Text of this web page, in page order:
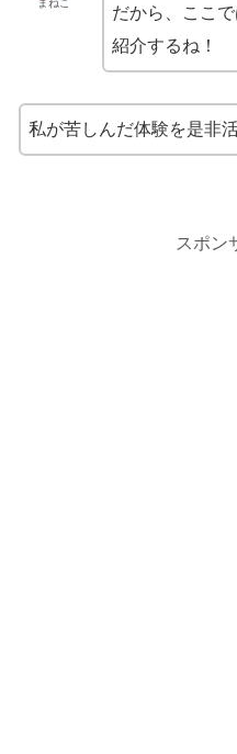
まねこ
だから、ここ
紹介するね！
私が苦しんだ体験を是非
スポン